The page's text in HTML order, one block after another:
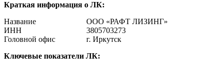
Краткая информация о ЛК:
Название
ООО «РАФТ ЛИЗИНГ»
ИНН
3805703273
Головной офис
г. Иркутск
Ключевые показатели ЛК: